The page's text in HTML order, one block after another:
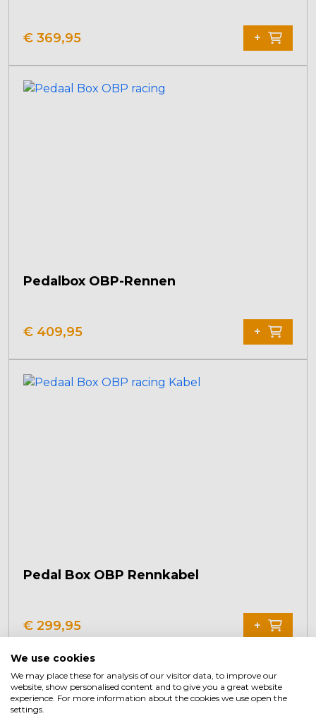
€ 369,95 +
Pedalbox OBP-Rennen
€ 409,95 +
Pedal Box OBP Rennkabel
€ 299,95 +
We use cookies
We may place these for analysis of our visitor data, to improve our
website, show personalised content and to give you a great website
experience. For more information about the cookies we use open the
settings.